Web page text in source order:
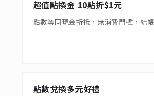
超值點換金 10點折$1元
點數等同現金折抵，無消費門檻，結
點數兌換多元好禮